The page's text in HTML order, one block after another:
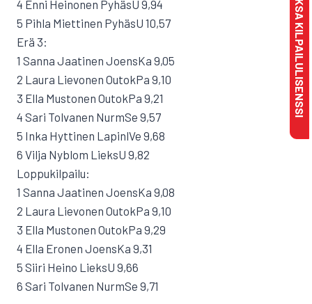
4 Enni Heinonen PyhäsU 9,94
5 Pihla Miettinen PyhäsU 10,57
Erä 3:
1 Sanna Jaatinen JoensKa 9,05
2 Laura Lievonen OutokPa 9,10
3 Ella Mustonen OutokPa 9,21
4 Sari Tolvanen NurmSe 9,57
5 Inka Hyttinen LapinlVe 9,68
6 Vilja Nyblom LieksU 9,82
Loppukilpailu:
1 Sanna Jaatinen JoensKa 9,08
2 Laura Lievonen OutokPa 9,10
3 Ella Mustonen OutokPa 9,29
4 Ella Eronen JoensKa 9,31
5 Siiri Heino LieksU 9,66
6 Sari Tolvanen NurmSe 9,71
MAKSA KILPAILULISENSSI